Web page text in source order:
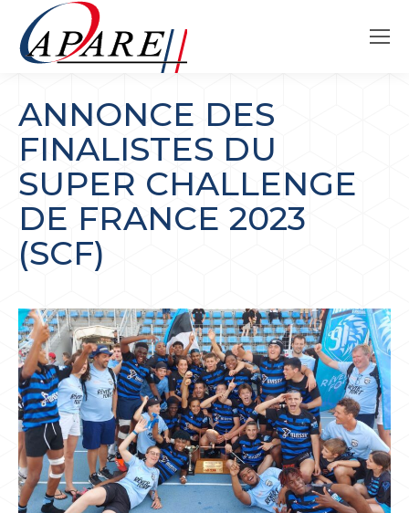
ANNONCE DES
FINALISTES DU
SUPER CHALLENGE
DE FRANCE 2023
(SCF)